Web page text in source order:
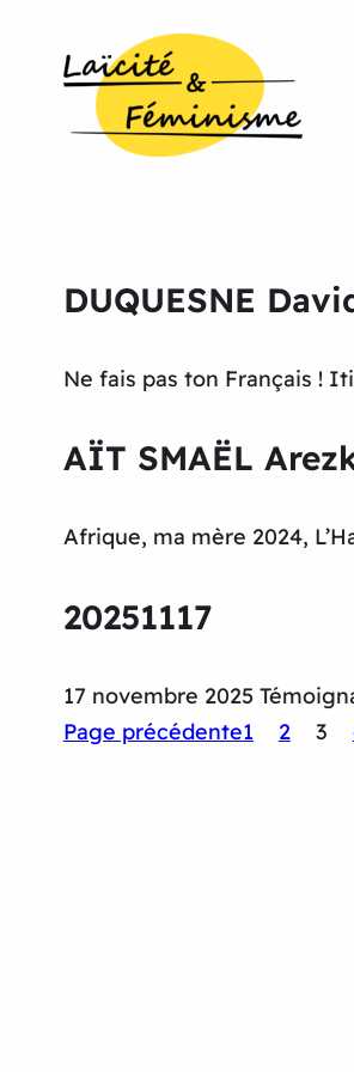
DUQUESNE
Ne fais pas ton Français !
AÏT SMAËL
Afrique, ma mère 2024,
20251117
17 novembre 2025
Page précédente1 2 3